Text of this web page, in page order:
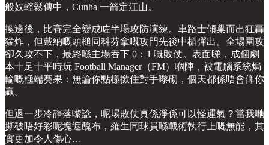
般奴輕鬆傳中，Cunha 一箭定江山。
換邊後，比賽完全變成咗半場攻防演練。車路士傾巢而出狂轟
猛炸，但戴納嘅頭槌同科芬拿嘅攻門先後中楣彈出。全場圍攻
卻久攻不下，最終喺主場吞下 0：1 嘅敗仗。表面睇，成個劇
本十足十平時玩 Football Manager（FM）嗰陣，被電腦系統焗
輸嘅極端賽果：無論你點樣撳住對手嚟砌，個天都係唔會俾你
贏。
但退一步冷靜落嚟諗，呢場敗仗真係淨係可以怪運氣？當我哋
撕破唔好彩呢塊遮醜布，羅生同球員喺戰術執行上嘅無能，其
實更加令人傷心…